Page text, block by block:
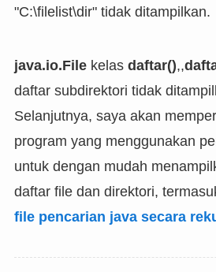
"C:\filelist\dir" tidak ditampilkan.
java.io.Filekelas daftar(),,
daftar subdirektori tidak
Selanjutnya, saya akan
program yang menggunakan
untuk dengan mudah
daftar file dan direktori,
file pencarian java secara